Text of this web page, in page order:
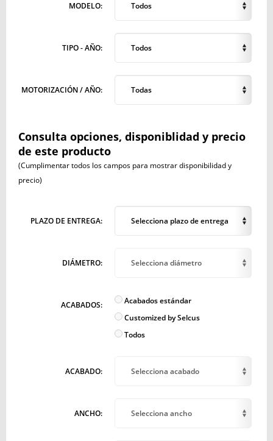
MODELO: Todos
TIPO - AÑO: Todos
MOTORIZACIÓN / AÑO: Todas
Consulta opciones, disponiblidad y precio
de este producto
(Cumplimentar todos los campos para mostrar disponibilidad y
precio)
PLAZO DE ENTREGA: Selecciona plazo de entrega
DIÁMETRO: Selecciona diámetro
ACABADOS:
Acabados estándar
Customized by Selcus
Todos
ACABADO: Selecciona acabado
ANCHO: Selecciona ancho